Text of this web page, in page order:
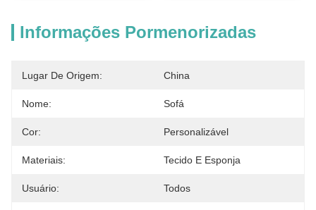
Informações Pormenorizadas
Lugar De Origem: China
Nome: Sofá
Cor: Personalizável
Materiais: Tecido E Esponja
Usuário: Todos